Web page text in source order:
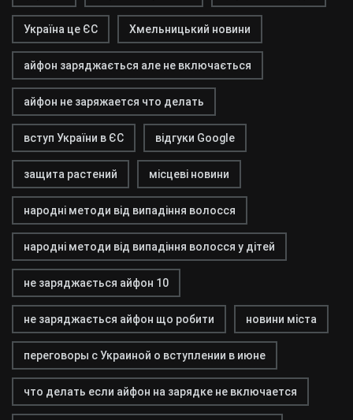
Україна це ЄС Хмельницький новини
айфон заряджається але не включається
айфон не заряжается что делать
вступ України в ЄС відгуки Google
защита растений місцеві новини
народні методи від випадіння волосся
народні методи від випадіння волосся у дітей
не заряджається айфон 10
не заряджається айфон що робити новини міста
переговоры с Украиной о вступлении в июне
что делать если айфон на зарядке не включается